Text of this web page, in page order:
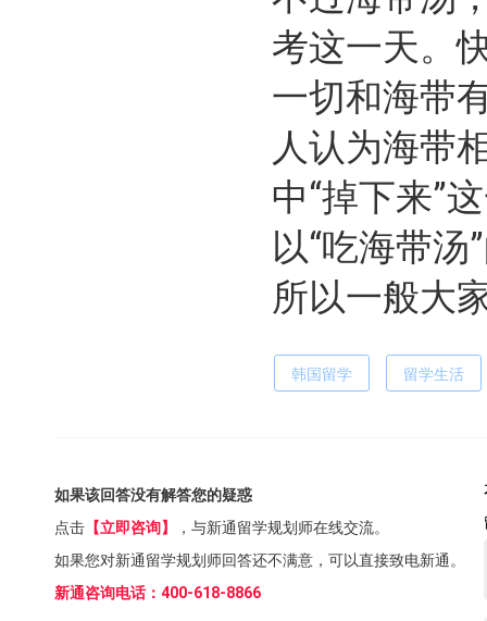
考这一天。
一切和海带
人认为海带
中“掉下来”
以“吃海带汤
所以一般大
韩国留学 留学生活
如果该回答没有解答您的疑惑
点击 【立即咨询】
，与新通留学规划师在线交流。
如果您对新通留学规划师回答还不满意，可以直接致电新通。
新通咨询电话：400-618-8866